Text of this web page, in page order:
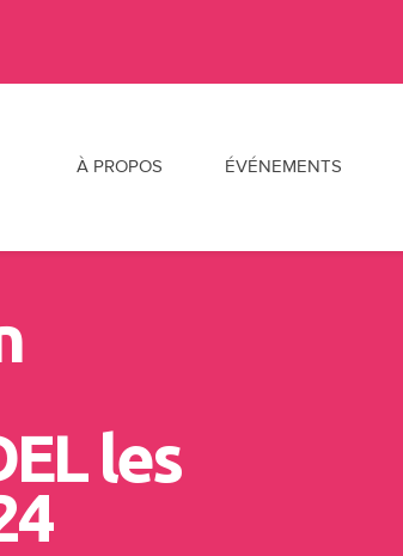
À PROPOS ÉVÉNEMENTS
les